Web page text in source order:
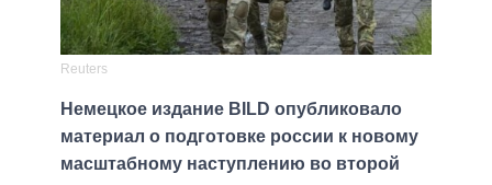
Reuters
Немецкое издание BILD опубликовало
материал о подготовке россии к новому
масштабному наступлению во второй